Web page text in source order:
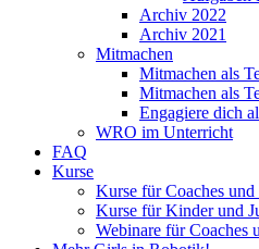
Archiv 2022
Archiv 2021
Mitmachen
Mitmachen als
Mitmachen als
Engagiere dich
WRO im Unterricht
FAQ
Kurse
Kurse für Coaches und
Kurse für Kinder und
Webinare für Coaches